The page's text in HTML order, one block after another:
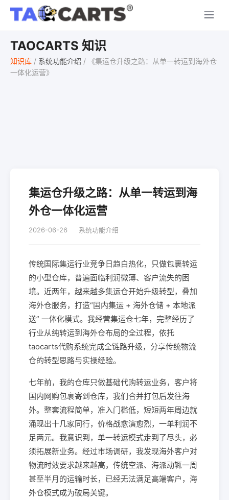
TAOCARTS 知识
知识库 / 系统功能介绍 /
《集运仓升级之路：从单一转运到海外仓
一体化运营》
集运仓升级之路：从单一转运到海
外仓一体化运营
2026-06-26 系统功能介绍
传统国际集运行业竞争日趋白热化，只做包裹转运
的小型仓库，普遍面临利润微薄、客户流失的困
境。近两年，越来越多集运仓开始升级转型，叠加
海外仓服务，打造“国内集运 + 海外仓储 + 本地派
送” 一体化模式。我经营集运仓七年，完整经历了
行业从纯转运到海外仓布局的全过程，依托
taocarts代购系统完成全链路升级，分享传统物流
仓的转型思路与实操经验。
七年前，我的仓库只做基础代购转运业务，客户将
国内网购包裹寄到仓库，我们合并打包后发往海
外。整套流程简单，准入门槛低，短短两年周边就
涌现出十几家同行，价格战愈演愈烈，一单利润不
足两元。我意识到，单一转运模式走到了尽头，必
须拓展新业务。经过市场调研，我发现海外客户对
物流时效要求越来越高，传统空派、海派动辄一周
甚至半月的运输时长，已经无法满足高端客户，海
外仓模式成为破局关键。